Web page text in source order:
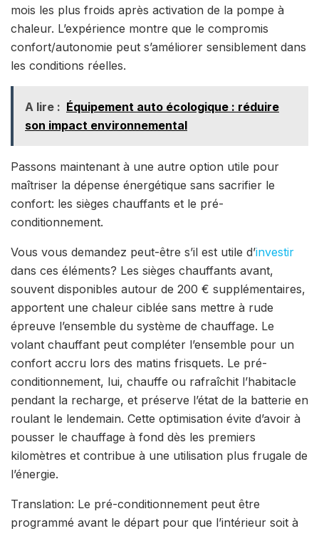
mois les plus froids après activation de la pompe à
chaleur. L’expérience montre que le compromis
confort/autonomie peut s’améliorer sensiblement dans
les conditions réelles.
A lire : Équipement auto écologique : réduire
son impact environnemental
Passons maintenant à une autre option utile pour
maîtriser la dépense énergétique sans sacrifier le
confort: les sièges chauffants et le pré-
conditionnement.
Vous vous demandez peut-être s’il est utile d’investir
dans ces éléments? Les sièges chauffants avant,
souvent disponibles autour de 200 € supplémentaires,
apportent une chaleur ciblée sans mettre à rude
épreuve l’ensemble du système de chauffage. Le
volant chauffant peut compléter l’ensemble pour un
confort accru lors des matins frisquets. Le pré-
conditionnement, lui, chauffe ou rafraîchit l’habitacle
pendant la recharge, et préserve l’état de la batterie en
roulant le lendemain. Cette optimisation évite d’avoir à
pousser le chauffage à fond dès les premiers
kilomètres et contribue à une utilisation plus frugale de
l’énergie.
Translation: Le pré-conditionnement peut être
programmé avant le départ pour que l’intérieur soit à